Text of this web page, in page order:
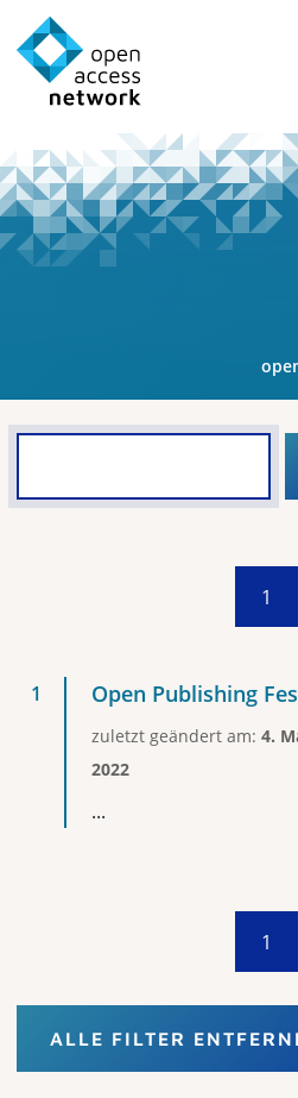
1
Open Publishing
zuletzt geändert am: 4.
2022
...
1
ALLE FILTER